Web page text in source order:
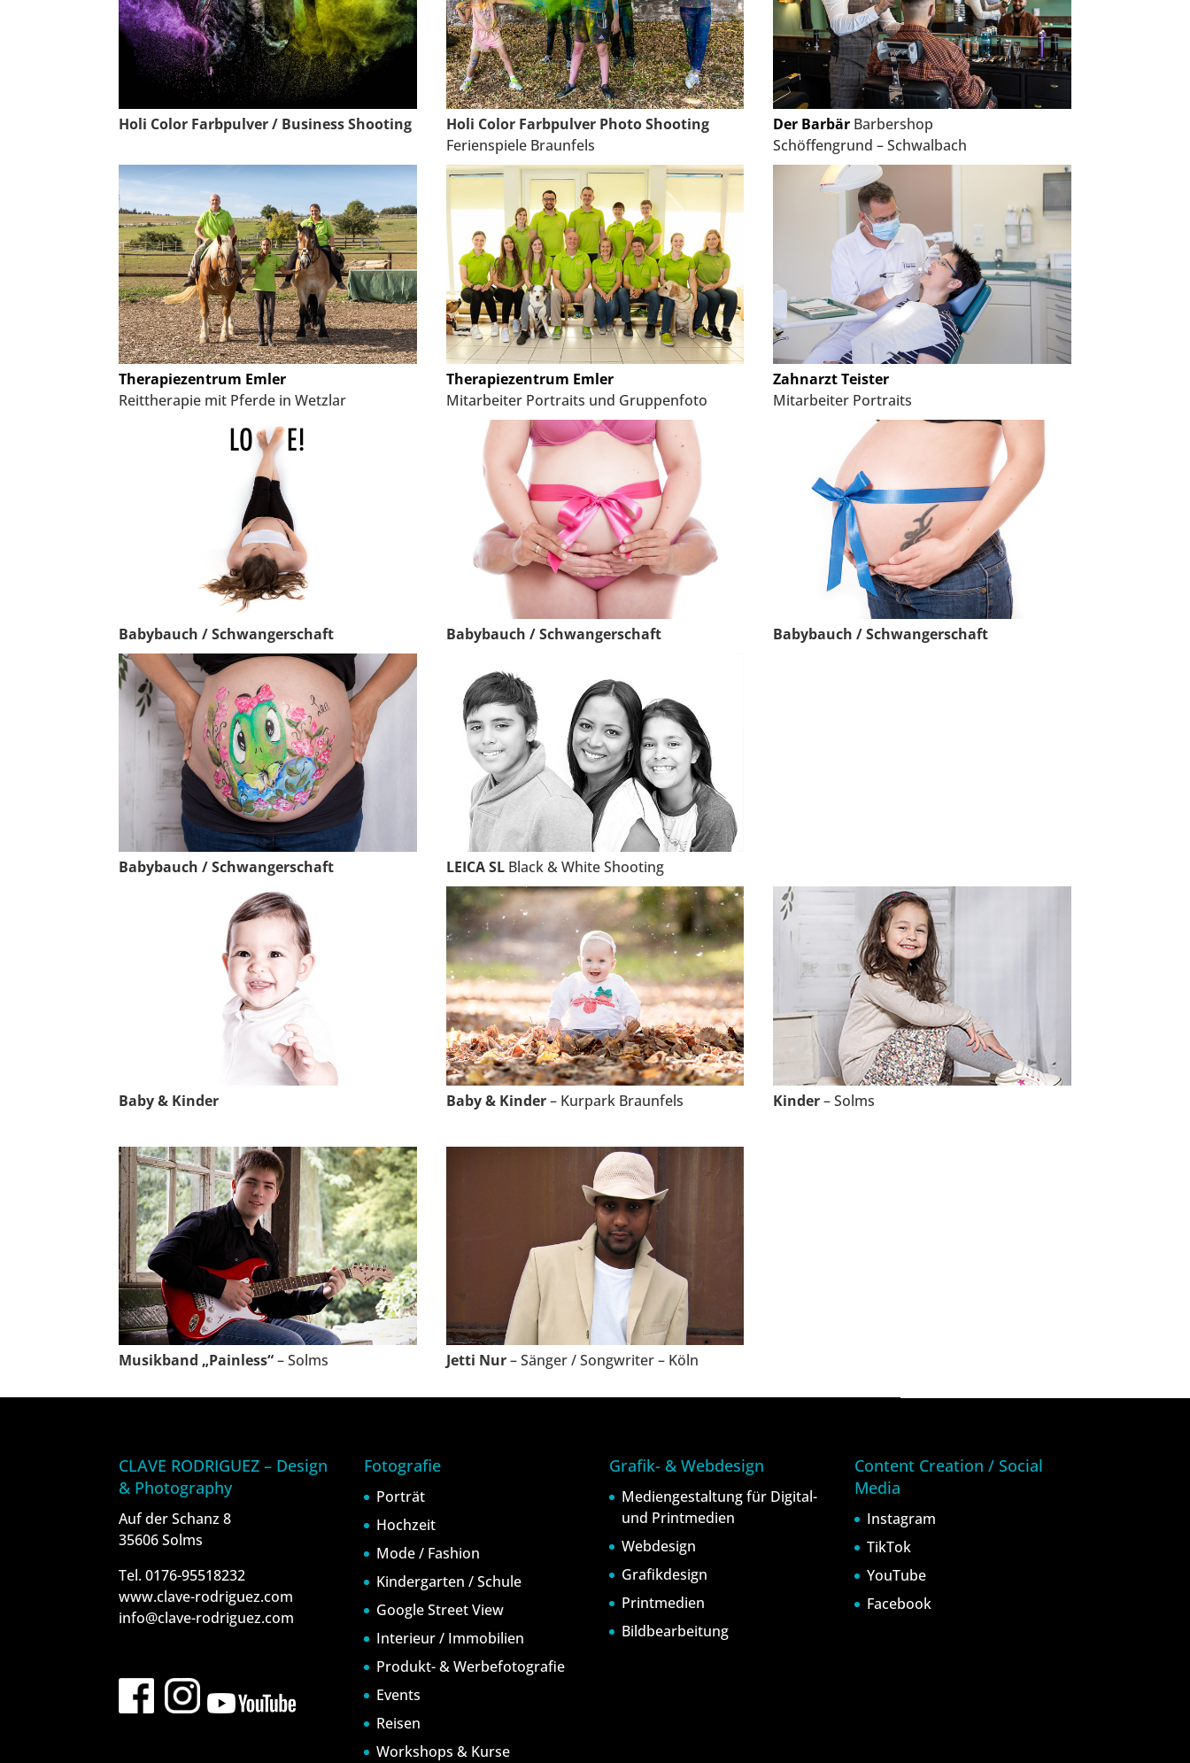
Holi Color Farbpulver / Business Shooting
Holi Color Farbpulver Photo Shooting
Ferienspiele Braunfels
Der Barbär Barbershop
Schöffengrund – Schwalbach
Therapiezentrum Emler
Reittherapie mit Pferde in Wetzlar
Therapiezentrum Emler
Mitarbeiter Portraits und Gruppenfoto
Zahnarzt Teister
Mitarbeiter Portraits
Babybauch / Schwangerschaft Babybauch / Schwangerschaft Babybauch / Schwangerschaft
Babybauch / Schwangerschaft LEICA SLBlack & White Shooting
Baby & Kinder Baby & Kinder– Kurpark Braunfels Kinder– Solms
Musikband „Painless“– Solms Jetti Nur– Sänger / Songwriter – Köln
CLAVE RODRIGUEZ – Design
& Photography
Auf der Schanz 8
35606 Solms
Tel. 0176-95518232
www.clave-rodriguez.com
info@clave-rodriguez.com
Fotografie
Porträt
Hochzeit
Mode / Fashion
Kindergarten / Schule
Google Street View
Interieur / Immobilien
Produkt- & Werbefotografie
Events
Reisen
Workshops & Kurse
Grafik- & Webdesign
Mediengestaltung für Digital-
und Printmedien
Webdesign
Grafikdesign
Printmedien
Bildbearbeitung
Content Creation / Social
Media
Instagram
TikTok
YouTube
Facebook